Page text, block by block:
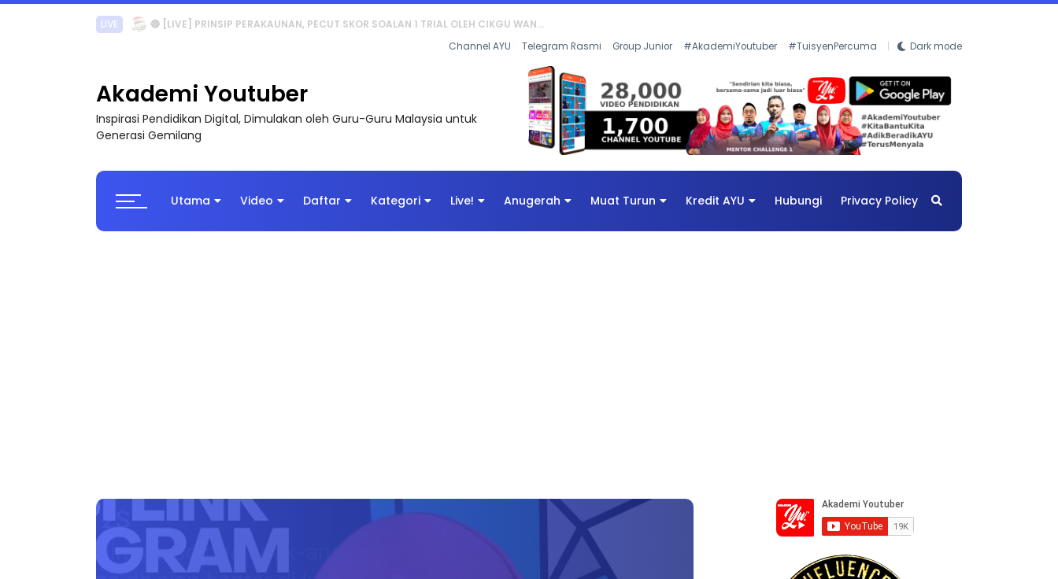
TRANSFORMASI DIGITAL GURU SIRI 7 : PAHLAWAN DIGITAL PENYELAMAT DUNIA
Channel AYU Telegram Rasmi Group Junior #AkademiYoutuber #TuisyenPercuma Dark mode
Akademi Youtuber
Inspirasi Pendidikan Digital, Dimulakan oleh Guru-Guru Malaysia untuk
Generasi Gemilang
Utama Video Daftar Kategori Live! Anugerah Muat Turun Kredit AYU Hubungi Privacy Policy